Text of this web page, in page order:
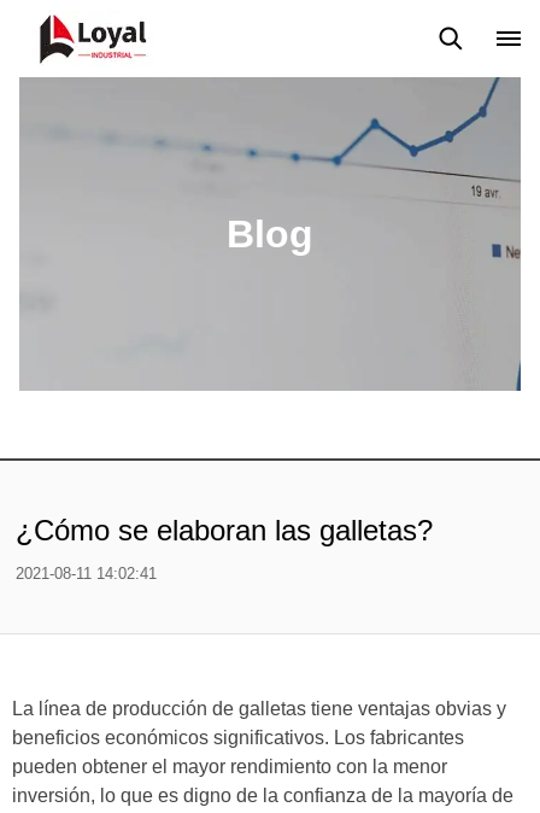
Custome Reviews
Blog
¿Cómo se elaboran las galletas?
2021-08-11 14:02:41
La línea de producción de galletas tiene ventajas obvias y
beneficios económicos significativos. Los fabricantes
pueden obtener el mayor rendimiento con la menor
inversión, lo que es digno de la confianza de la mayoría de